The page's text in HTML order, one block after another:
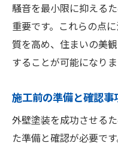
騒音を最小限に抑える
重要です。これらの点
質を高め、住まいの美
することが可能になりま
施工前の準備と確認事
外壁塗装を成功させる
た準備と確認が必要で